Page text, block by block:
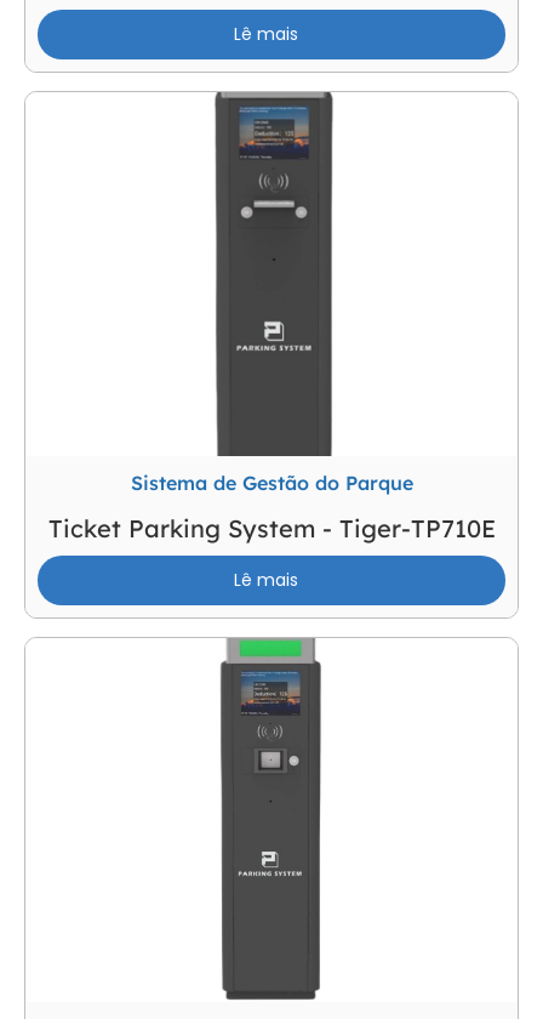
Lê mais
Sistema de Gestão do Parque
Ticket Parking System - Tiger-TP710E
Lê mais